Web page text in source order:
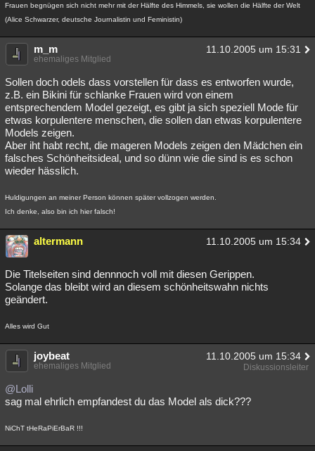
Frauen begnügen sich nicht mehr mit der Hälfte des Himmels, sie wollen die Hälfte der Welt
(Alice Schwarzer, deutsche Journalistin und Feministin)
m_m 11.10.2005 um 15:31
ehemaliges Mitglied
Sollen doch odels dass vorstellen für dass es entworfen wurde,
z.B. ein Bikini für schlanke Frauen wird von einem
entsprechendem Model gezeigt, es gibt ja sich speziell Mode für
etwas korpulentere menschen, die sollen dan etwas korpulentere
Models zeigen.
Aber iht habt recht, die mageren Models zeigen den Mädchen ein
falsches Schönheitsideal, und so dünn wie die sind is es schon
wieder hässlich.
Huldigungen an meiner Person können später vollzogen werden.
Ich denke, also bin ich hier falsch!
altermann 11.10.2005 um 15:34
Die Titelseiten sind dennnoch voll mit diesen Gerippen.
Solange das bleibt wird an diesem schönheitswahn nichts
geändert.
Alles wird Gut
joybeat 11.10.2005 um 15:34
ehemaliges Mitglied Diskussionsleiter
@Lolli
sag mal ehrlich empfandest du das Model als dick???
NiChT tHeRaPiErBaR !!!